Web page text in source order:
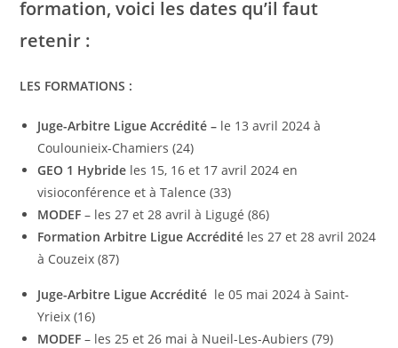
formation, voici les dates qu’il faut
retenir :
LES FORMATIONS :
Juge-Arbitre Ligue Accrédité – le 13 avril 2024 à
Coulounieix-Chamiers (24)
GEO 1 Hybride les 15, 16 et 17 avril 2024 en
visioconférence et à Talence (33)
MODEF – les 27 et 28 avril à Ligugé (86)
Formation Arbitre Ligue Accrédité les 27 et 28 avril 2024
à Couzeix (87)
Juge-Arbitre Ligue Accrédité le 05 mai 2024 à Saint-
Yrieix (16)
MODEF – les 25 et 26 mai à Nueil-Les-Aubiers (79)